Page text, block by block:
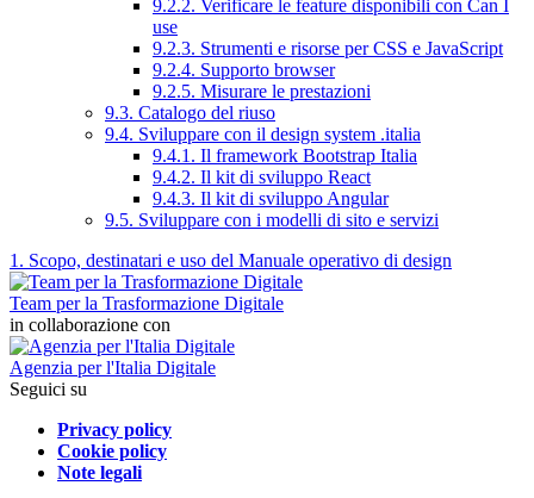
9.2.2. Verificare le feature disponibili con Can I
use
9.2.3. Strumenti e risorse per CSS e JavaScript
9.2.4. Supporto browser
9.2.5. Misurare le prestazioni
9.3. Catalogo del riuso
9.4. Sviluppare con il design system .italia
9.4.1. Il framework Bootstrap Italia
9.4.2. Il kit di sviluppo React
9.4.3. Il kit di sviluppo Angular
9.5. Sviluppare con i modelli di sito e servizi
1. Scopo, destinatari e uso del Manuale operativo di design
Team per la Trasformazione Digitale
in collaborazione con
Agenzia per l'Italia Digitale
Seguici su
Privacy policy
Cookie policy
Note legali